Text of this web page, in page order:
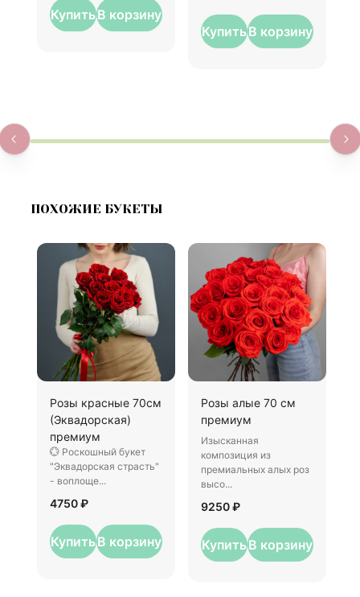
КупитьВ корзину
КупитьВ корзину
ПОХОЖИЕ БУКЕТЫ
Розы красные 70см
(Эквадорская)
премиум
💮 Роскошный букет
"Эквадорская страсть"
- воплоще...
4750 ₽
КупитьВ корзину
Розы алые 70 см
премиум
Изысканная
композиция из
премиальных алых роз
высо...
9250 ₽
КупитьВ корзину